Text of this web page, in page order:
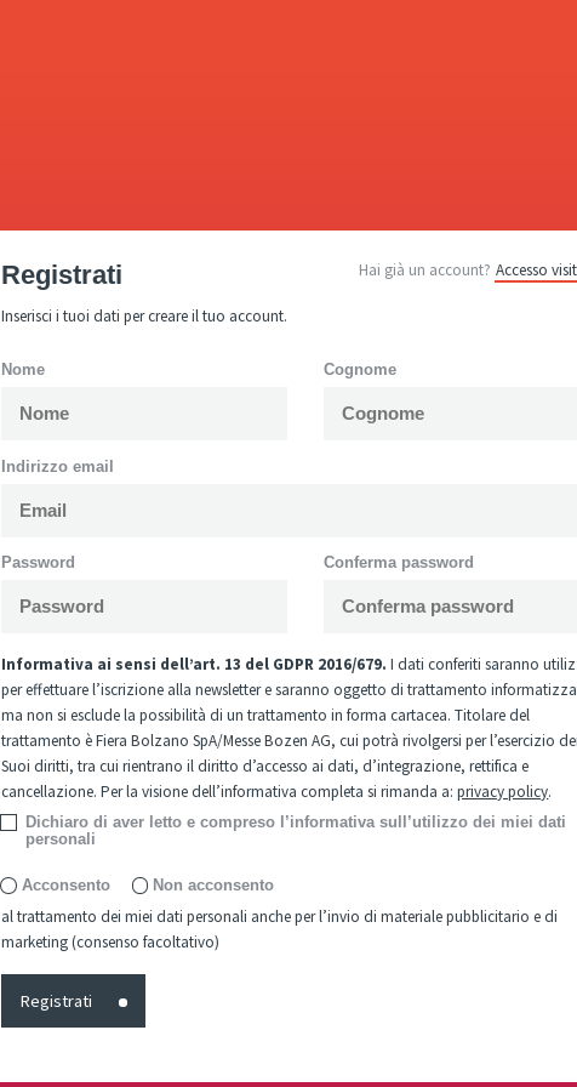
Registrati Hai già un account? Accesso
Inserisci i tuoi dati per creare il tuo account.
Nome Cognome
Indirizzo email
Password Conferma password
Informativa ai sensi dell’art. 13 del GDPR 2016/679. I dati conferiti saranno
per effettuare l’iscrizione alla newsletter e saranno oggetto di trattamento
ma non si esclude la possibilità di un trattamento in forma cartacea. Titolare del
trattamento è Fiera Bolzano SpA/Messe Bozen AG, cui potrà rivolgersi per l’esercizio dei
Suoi diritti, tra cui rientrano il diritto d’accesso ai dati, d’integrazione, rettifica e
cancellazione. Per la visione dell’informativa completa si rimanda a:privacy policy.
Dichiaro di aver letto e compreso l’informativa sull’utilizzo dei miei dati
personali
Acconsento Non acconsento
al trattamento dei miei dati personali anche per l’invio di materiale pubblicitario e di
marketing (consenso facoltativo)
Registrati